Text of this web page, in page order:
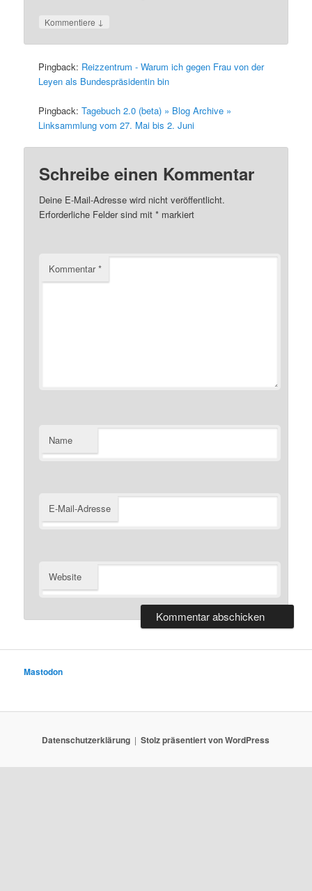
Kommentiere ↓
Pingback: Reizzentrum - Warum ich gegen Frau von der
Leyen als Bundespräsidentin bin
Pingback:Tagebuch 2.0 (beta) » Blog Archive »
Linksammlung vom 27. Mai bis 2. Juni
Schreibe einen Kommentar
Deine E-Mail-Adresse wird nicht veröffentlicht.
Erforderliche Felder sind mit* markiert
Kommentar*
Name
E-Mail-Adresse
Website
Mastodon
Datenschutzerklärung Stolz präsentiert von WordPress